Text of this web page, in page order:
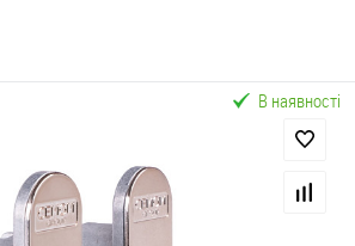
В наявності